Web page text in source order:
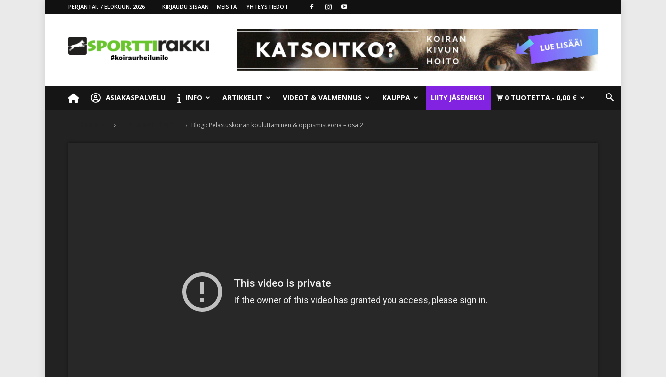
PERJANTAI, 7 ELOKUUN, 2026 KIRJAUDU SISÄÄN MEISTÄ YHTEYSTIEDOT
ASIAKASPALVELU INFO ARTIKKELIT VIDEOT & VALMENNUS KAUPPA LIITY JÄSENEKSI 0 TUOTETTA 0,00 €
Blogi: Pelastuskoiran kouluttaminen & oppismisteoria – osa 2